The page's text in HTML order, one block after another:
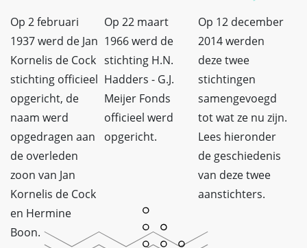
Op 2 februari
1937 werd de Jan
Kornelis de Cock
stichting officieel
opgericht, de
naam werd
opgedragen aan
de overleden
zoon van Jan
Kornelis de Cock
en Hermine
Boon.
Op 22 maart
1966 werd de
stichting H.N.
Hadders - G.J.
Meijer Fonds
officieel werd
opgericht.
Op 12 december
2014 werden
deze twee
stichtingen
samengevoegd
tot wat ze nu zijn.
Lees hieronder
de geschiedenis
van deze twee
aanstichters.